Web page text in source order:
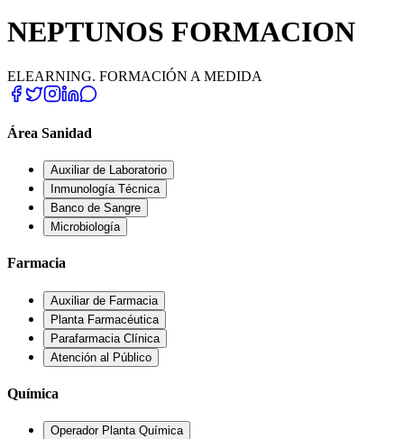
NEPTUNOS FORMACION
ELEARNING. FORMACIÓN A MEDIDA
Área Sanidad
Auxiliar de Laboratorio
Inmunología Técnica
Banco de Sangre
Microbiología
Farmacia
Auxiliar de Farmacia
Planta Farmacéutica
Parafarmacia Clínica
Atención al Público
Química
Operador Planta Química